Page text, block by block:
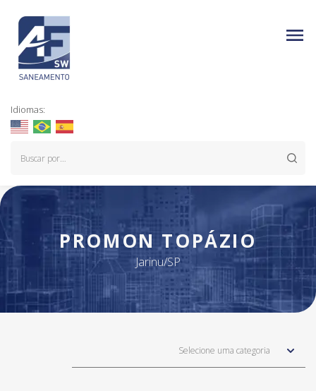
Idiomas:
PROMON TOPÁZIO
Jarinu/SP
Selecione uma categoria